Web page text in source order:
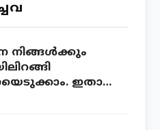
നിങ്ങൾക്കും
ഇതാ